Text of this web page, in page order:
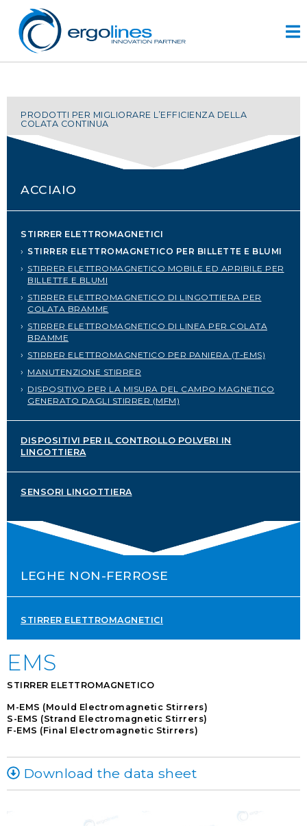
progettazione
r&d
storia
CONTATTI
PORTALE SERVICE
DOWNLOAD
NEWS
EN IT ES RU
content
PRODOTTI PER MIGLIORARE L’EFFICIENZA DELLA
COLATA CONTINUA
ACCIAIO
STIRRER ELETTROMAGNETICI
STIRRER ELETTROMAGNETICO PER BILLETTE E BLUMI
STIRRER ELETTROMAGNETICO MOBILE ED APRIBILE PER
BILLETTE E BLUMI
STIRRER ELETTROMAGNETICO DI LINGOTTIERA PER
COLATA BRAMME
STIRRER ELETTROMAGNETICO DI LINEA PER COLATA
BRAMME
STIRRER ELETTROMAGNETICO PER PANIERA (T-EMS)
MANUTENZIONE STIRRER
DISPOSITIVO PER LA MISURA DEL CAMPO MAGNETICO
GENERATO DAGLI STIRRER (MFM)
DISPOSITIVI PER IL CONTROLLO POLVERI IN
LINGOTTIERA
SENSORI LINGOTTIERA
LEGHE NON-FERROSE
STIRRER ELETTROMAGNETICI
EMS
STIRRER ELETTROMAGNETICO
M-EMS (Mould Electromagnetic Stirrers)
S-EMS (Strand Electromagnetic Stirrers)
F-EMS (Final Electromagnetic Stirrers)
Download the data sheet